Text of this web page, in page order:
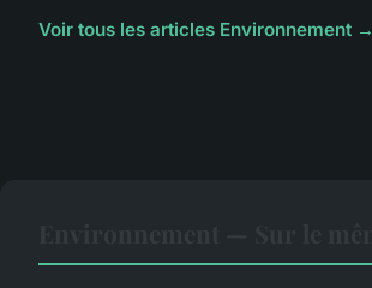
Voir tous les articles Environnement →